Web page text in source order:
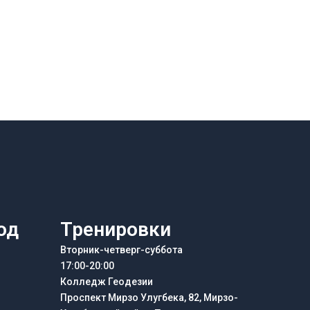
Тренировки
Вторник-четверг-суббота
17:00-20:00
Колледж Геодезии
Проспект Мирзо Улугбека, 82, Мирзо-